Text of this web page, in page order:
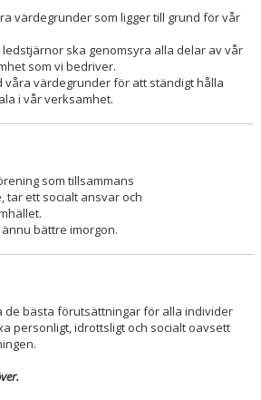
värdegrunder som ligger till grund för vår
ska genomsyra alla delar av vår
som vi bedriver.
våra värdegrunder för att ständigt hålla
i vår verksamhet.
som tillsammans
tar ett socialt ansvar och
bättre imorgon.
de bästa förutsättningar för alla individer
personligt, idrottsligt och socialt oavsett